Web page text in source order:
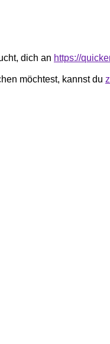
dich an https://
möchtest, kannst du